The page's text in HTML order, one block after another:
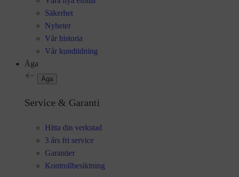
Säkerhet
Nyheter
Vår historia
Vår kundtidning
Äga
Äga
Service & Garanti
Hitta din verkstad
3 års fri service
Garantier
Kontrollbesiktning